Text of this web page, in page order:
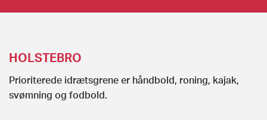
HOLSTEBRO
Prioriterede idrætsgrene er håndbold, roning, kajak,
svømning og fodbold.